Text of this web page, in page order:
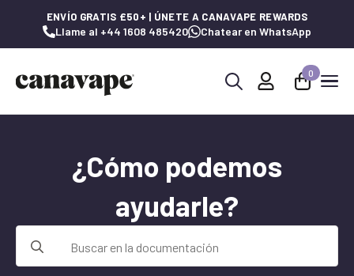
ENVÍO GRATIS £50+ | ÚNETE A CANAVAPE REWARDS
Llame al +44 1608 485420 Chatear en WhatsApp
0
¿Cómo podemos
ayudarle?